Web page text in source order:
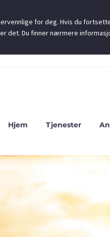
Hjem Tjenester
for deg. Hvis du
det. Du finner nærmere